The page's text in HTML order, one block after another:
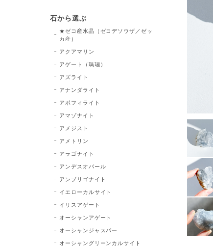
石から選ぶ
★ゼコ産水晶（ゼコデソウザ／ゼッ
カ産）
アクアマリン
アゲート（瑪瑙）
アズライト
アナンダライト
アポフィライト
アマゾナイト
アメジスト
アメトリン
アラゴナイト
アンデスオパール
アンブリゴナイト
イエローカルサイト
イリスアゲート
オーシャンアゲート
オーシャンジャスパー
オーシャングリーンカルサイト